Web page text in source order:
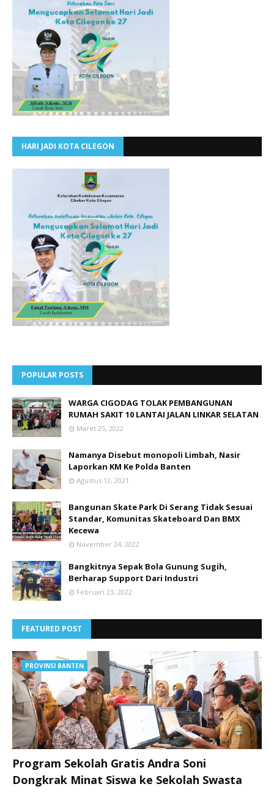
HARI JADI KOTA CILEGON
POPULAR POSTS
WARGA CIGODAG TOLAK PEMBANGUNAN
RUMAH SAKIT 10 LANTAI JALAN LINKAR SELATAN
Maret 25, 2022
Namanya Disebut monopoli Limbah, Nasir
Laporkan KM Ke Polda Banten
Agustus 12, 2021
Bangunan Skate Park Di Serang Tidak Sesuai
Standar, Komunitas Skateboard Dan BMX
Kecewa
November 24, 2022
Bangkitnya Sepak Bola Gunung Sugih,
Berharap Support Dari Industri
Februari 23, 2022
FEATURED POST
PROVINSI BANTEN
Program Sekolah Gratis Andra Soni
Dongkrak Minat Siswa ke Sekolah Swasta